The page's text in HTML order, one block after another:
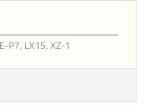
P7, LX15, XZ-1